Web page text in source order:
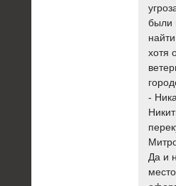
были
хотя
-
Да и